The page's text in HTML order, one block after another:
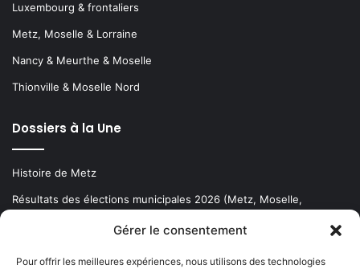
Gérer le consentement
Pour offrir les meilleures expériences, nous utilisons des technologies
Luxembourg & frontaliers
Metz, Moselle & Lorraine
Nancy & Meurthe & Moselle
Thionville & Moselle Nord
Dossiers à la Une
Histoire de Metz
Résultats des élections municipales 2026 (Metz, Moselle,